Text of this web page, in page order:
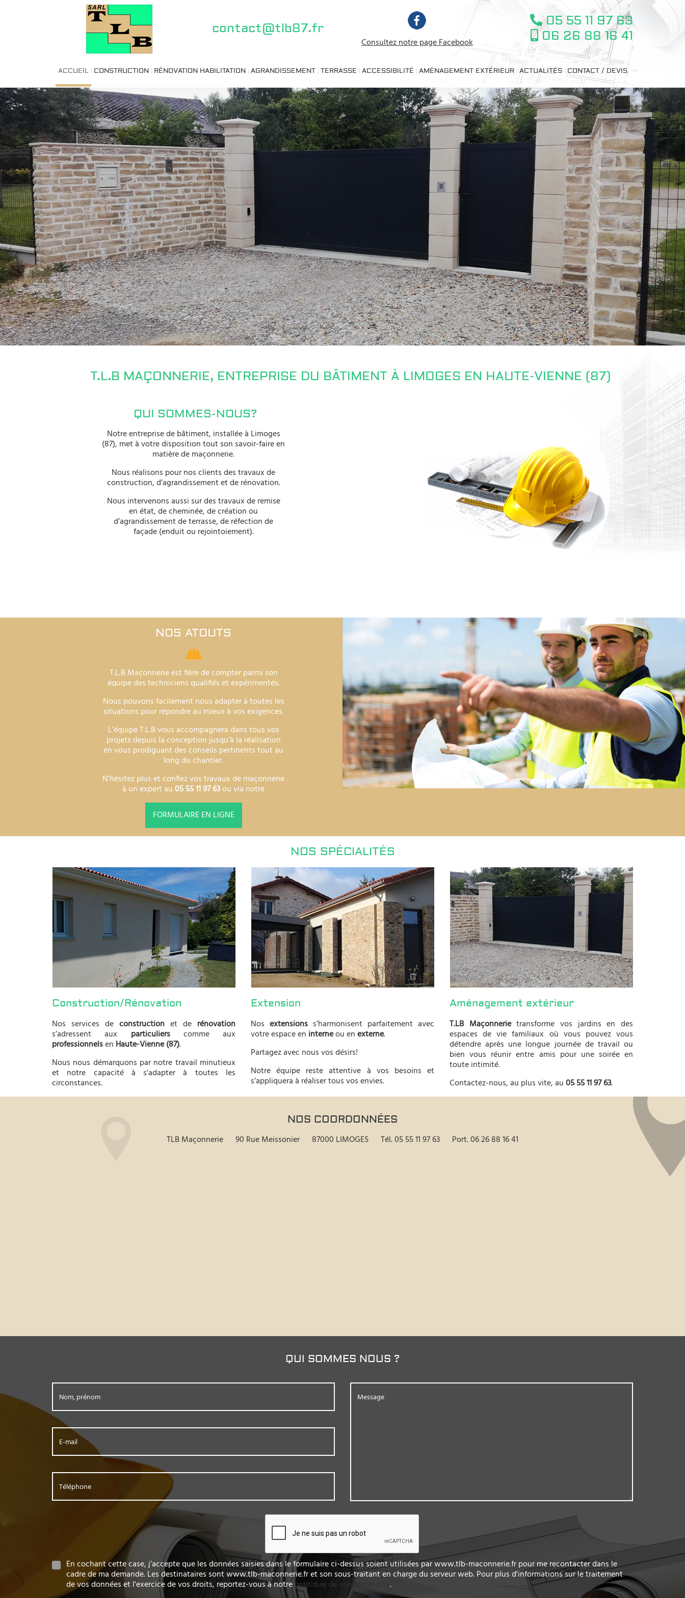
contact@tlb87.fr
Consultez notre page Facebook
05 55 11 97 63
06 26 88 16 41
ACCUEIL CONSTRUCTION RÉNOVATION HABILITATION AGRANDISSEMENT TERRASSE ACCESSIBILITÉ AMÉNAGEMENT EXTÉRIEUR ACTUALITÉS CONTACT / DEVIS
T.L.B MAÇONNERIE, ENTREPRISE DU BÂTIMENT À LIMOGES EN HAUTE-VIENNE (87)
QUI SOMMES-NOUS?
Notre entreprise de bâtiment, installée à Limoges
(87), met à votre disposition tout son savoir-faire en
matière de maçonnerie.
Nous réalisons pour nos clients des travaux de
construction, d’agrandissement et de rénovation.
Nous intervenons aussi sur des travaux de remise
en état, de cheminée, de création ou
d’agrandissement de terrasse, de réfection de
façade (enduit ou rejointoiement).
NOS ATOUTS
T.L.B Maçonnerie est fière de compter parmi son
équipe des techniciens qualifiés et expérimentés.
Nous pouvons facilement nous adapter à toutes les
situations pour répondre au mieux à vos exigences.
L’équipe T.L.B vous accompagnera dans tous vos
projets depuis la conception jusqu’à la réalisation
en vous prodiguant des conseils pertinents tout au
long du chantier.
N’hésitez plus et confiez vos travaux de maçonnerie
à un expert au05 55 11 97 63ou via notre
FORMULAIRE EN LIGNE
NOS SPÉCIALITÉS
Construction/Rénovation
Nos services de construction et de rénovation
s’adressent aux particulierscomme aux
professionnelsen Haute-Vienne (87).
Nous nous démarquons par notre travail minutieux
et notre capacité à s'adapter à toutes les
circonstances.
Extension
Nos extensions s’harmonisent parfaitement avec
votre espace en interneou enexterne.
Partagez avec nous vos désirs!
Notre équipe reste attentive à vos besoins et
s’appliquera à réaliser tous vos envies.
Aménagement extérieur
T.LB Maçonnerietransforme vos jardins en des
espaces de vie familiaux où vous pouvez vous
détendre après une longue journée de travail ou
bien vous réunir entre amis pour une soirée en
toute intimité.
Contactez-nous, au plus vite, au05 55 11 97 63.
NOS COORDONNÉES
TLB Maçonnerie 90 Rue Meissonier 87000 LIMOGES Tél.05 55 11 97 63 Port.06 26 88 16 41
QUI SOMMES NOUS ?
Nom, prénom
E-mail
Téléphone
Message
En cochant cette case, j’accepte que les données saisies dans le formulaire ci-dessus soient utilisées par www.tlb-maconnerie.fr pour me recontacter dans le
cadre de ma demande. Les destinataires sont www.tlb-maconnerie.fr et son sous-traitant en charge du serveur web. Pour plus d'informations sur le traitement
de vos données et l'exercice de vos droits, reportez-vous à notre politique de confidentialité .